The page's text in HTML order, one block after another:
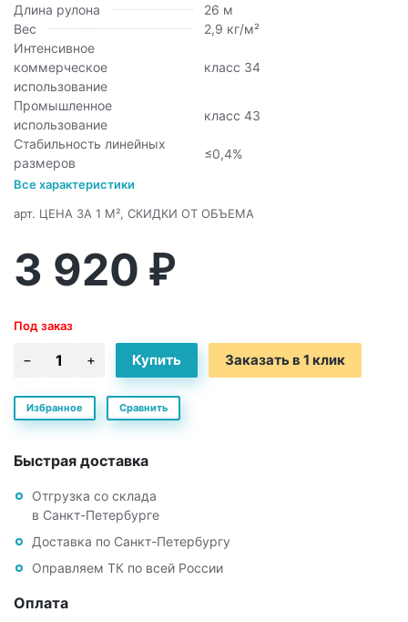
Длина рулона
26 м
Вес
2,9 кг/м²
Интенсивное
коммерческое
использование
класс 34
Промышленное
использование
класс 43
Стабильность линейных
размеров
≤0,4%
Все характеристики
арт. ЦЕНА ЗА 1 М², СКИДКИ ОТ ОБЪЕМА
3 920 ₽
Под заказ
Заказать в 1 клик
Избранное Сравнить
Быстрая доставка
Отгрузка со склада
в Санкт-Петербурге
Доставка по Санкт-Петербургу
Оправляем ТК по всей России
Оплата